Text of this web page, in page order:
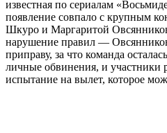
известная по сериалам
появление совпало с крупным
Шкуро и Маргаритой
нарушение правил —
приправу, за что команда
личные обвинения, и участники
испытание на вылет, которое